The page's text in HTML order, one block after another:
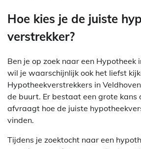
Hoe kies je de juiste
verstrekker?
Ben je op zoek naar een Hypotheek
wil je waarschijnlijk ook het liefst
Hypotheekverstrekkers in
de buurt. Er bestaat een grote kans
afvraagt hoe de juiste
vinden.
Tijdens je zoektocht naar een